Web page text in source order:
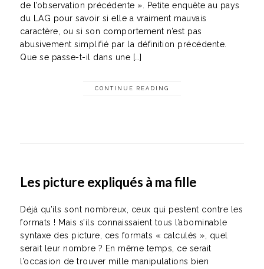
de l’observation précédente ». Petite enquête au pays
du LAG pour savoir si elle a vraiment mauvais
caractère, ou si son comportement n’est pas
abusivement simplifié par la définition précédente.
Que se passe-t-il dans une […]
CONTINUE READING
Les picture expliqués à ma fille
Déjà qu’ils sont nombreux, ceux qui pestent contre les
formats ! Mais s’ils connaissaient tous l’abominable
syntaxe des picture, ces formats « calculés », quel
serait leur nombre ? En même temps, ce serait
l’occasion de trouver mille manipulations bien